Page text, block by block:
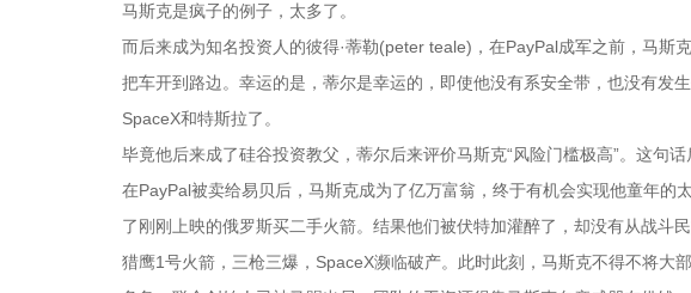
马斯克是疯子的例子，太多了。
而后来成为知名投资人的彼得·蒂勒(peter teale)，在PayPal成军之前，马斯
把车开到路边。幸运的是，蒂尔是幸运的，即使他没有系安全带，也没有发
SpaceX和特斯拉了。
毕竟他后来成了硅谷投资教父，蒂尔后来评价马斯克“风险门槛极高”。这句话
在PayPal被卖给易贝后，马斯克成为了亿万富翁，终于有机会实现他童年
了刚刚上映的俄罗斯买二手火箭。结果他们被伏特加灌醉了，却没有从战斗民
猎鹰1号火箭，三枪三爆，SpaceX濒临破产。此时此刻，马斯克不得不将大